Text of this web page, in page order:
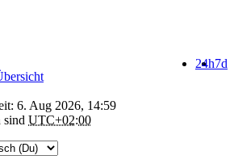
7d
24h
6. Aug 2026, 14:59
sind UTC+02:00